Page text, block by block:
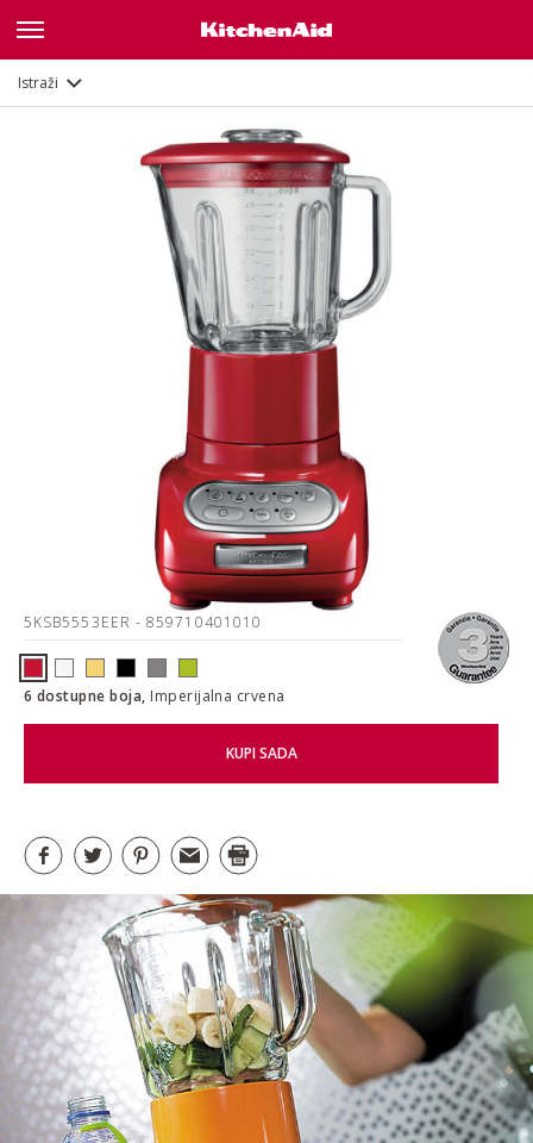
Istraži
5KSB5553EER - 859710401010
6 dostupne boja, Imperijalna crvena
KUPI SADA